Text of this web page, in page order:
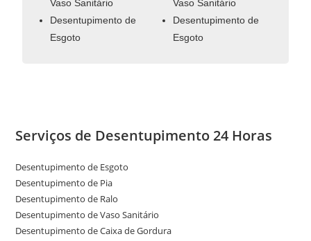
Vaso Sanitário
Desentupimento de
Esgoto
Vaso Sanitário
Desentupimento de
Esgoto
Serviços de Desentupimento 24 Horas
Desentupimento de Esgoto
Desentupimento de Pia
Desentupimento de Ralo
Desentupimento de Vaso Sanitário
Desentupimento de Caixa de Gordura